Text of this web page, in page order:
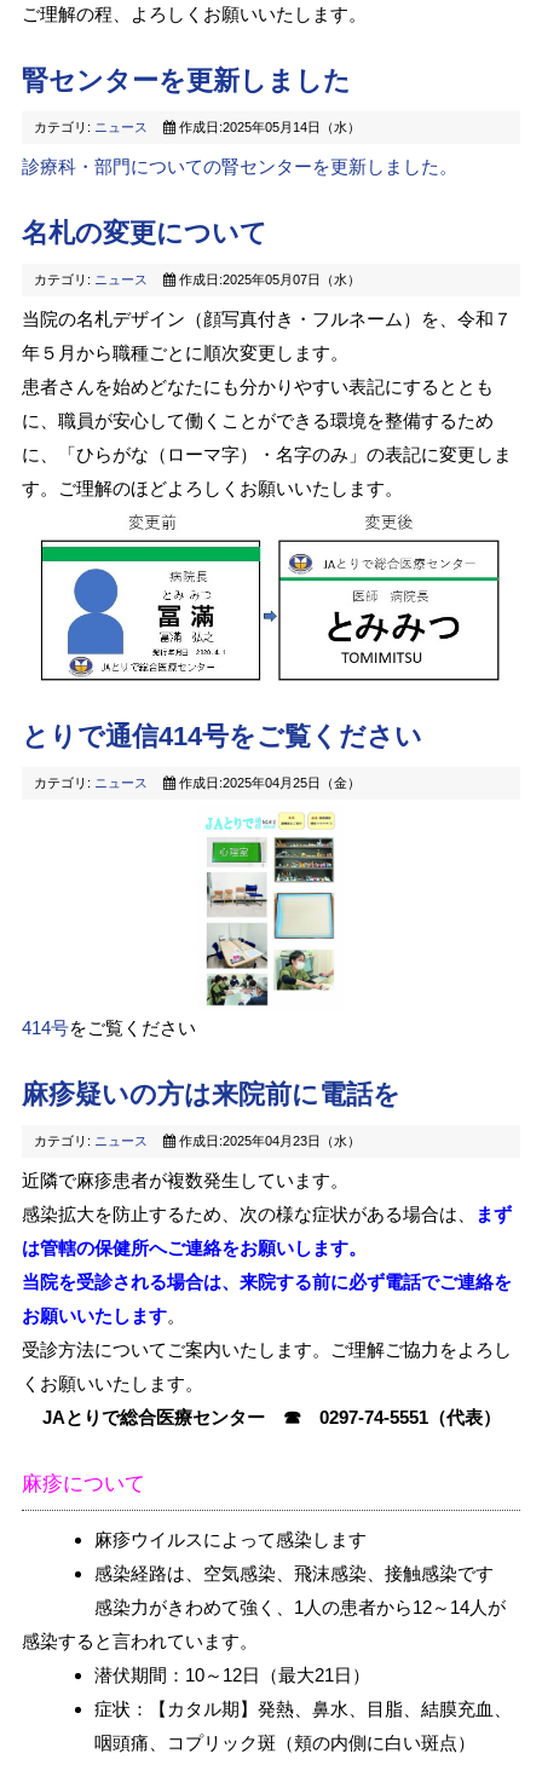
ご理解の程、よろしくお願いいたします。
腎センターを更新しました
カテゴリ: ニュース 作成日:2025年05月14日（水）
診療科・部門についての腎センターを更新しました。
名札の変更について
カテゴリ: ニュース 作成日:2025年05月07日（水）
当院の名札デザイン（顔写真付き・フルネーム）を、令和７
年５月から職種ごとに順次変更します。
患者さんを始めどなたにも分かりやすい表記にするととも
に、職員が安心して働くことができる環境を整備するため
に、「ひらがな（ローマ字）・名字のみ」の表記に変更しま
す。ご理解のほどよろしくお願いいたします。
とりで通信414号をご覧ください
カテゴリ: ニュース 作成日:2025年04月25日（金）
414号をご覧ください
麻疹疑いの方は来院前に電話を
カテゴリ: ニュース 作成日:2025年04月23日（水）
近隣で麻疹患者が複数発生しています。
感染拡大を防止するため、次の様な症状がある場合は、
まず
は管轄の保健所へご連絡をお願いします。
当院を受診される場合は、来院する前に必ず電話でご連絡を
お願いいたします。
受診方法についてご案内いたします。ご理解ご協力をよろし
くお願いいたします。
JAとりで総合医療センター ☎ 0297-74-5551（代表）
麻疹について
麻疹ウイルスによって感染します
感染経路は、空気感染、飛沫感染、接触感染です
感染力がきわめて強く、1人の患者から12～14人が
感染すると言われています。
潜伏期間：10～12日（最大21日）
症状：【カタル期】発熱、鼻水、目脂、結膜充血、
咽頭痛、コプリック斑（頬の内側に白い斑点）